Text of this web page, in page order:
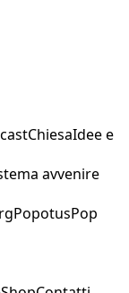
ChiesaIdee e
avvenire
PopotusPop